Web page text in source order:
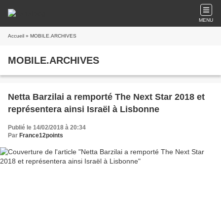
MENU
Accueil » MOBILE.ARCHIVES
MOBILE.ARCHIVES
Netta Barzilai a remporté The Next Star 2018 et
représentera ainsi Israël à Lisbonne
Publié le 14/02/2018 à 20:34
Par France12points